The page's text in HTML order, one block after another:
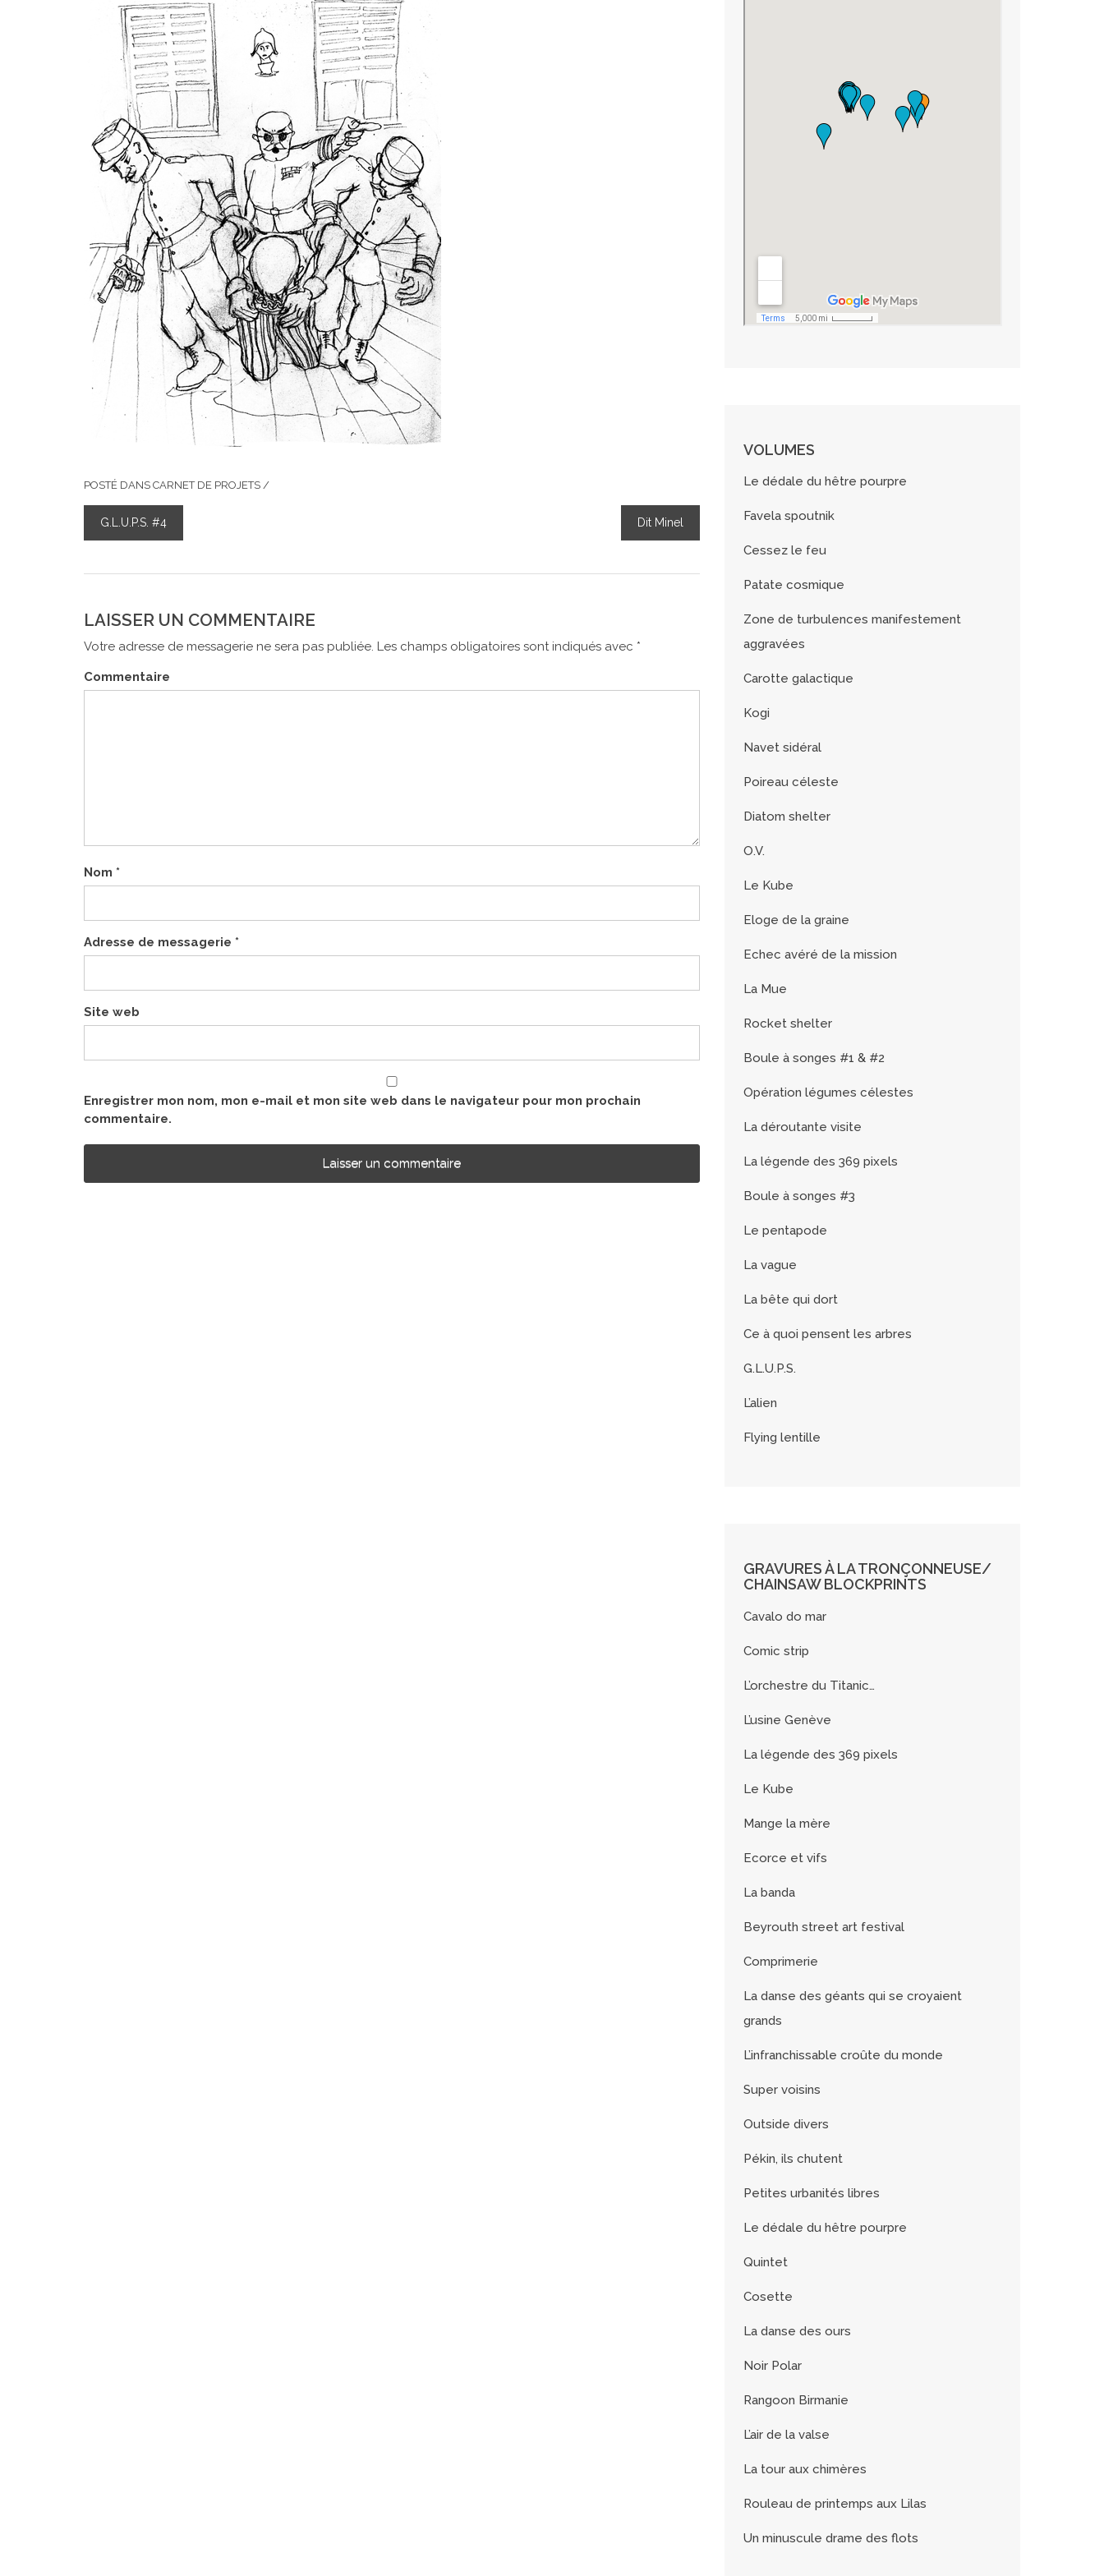
POSTÉ DANS CARNET DE PROJETS /
NAVIGATION
G.L.U.P.S. #4 Dit Minel
LAISSER UN COMMENTAIRE
Votre adresse de messagerie ne sera pas publiée. Les champs obligatoires sont indiqués avec *
Commentaire
Nom *
Adresse de messagerie *
Site web
Enregistrer mon nom, mon e-mail et mon site web dans le navigateur pour mon prochain
commentaire.
VOLUMES
Le dédale du hêtre pourpre
Favela spoutnik
Cessez le feu
Patate cosmique
Zone de turbulences manifestement
aggravées
Carotte galactique
Kogi
Navet sidéral
Poireau céleste
Diatom shelter
O.V.
Le Kube
Eloge de la graine
Echec avéré de la mission
La Mue
Rocket shelter
Boule à songes #1 & #2
Opération légumes célestes
La déroutante visite
La légende des 369 pixels
Boule à songes #3
Le pentapode
La vague
La bête qui dort
Ce à quoi pensent les arbres
G.L.U.P.S.
L’alien
Flying lentille
GRAVURES À LA TRONÇONNEUSE/
CHAINSAW BLOCKPRINTS
Cavalo do mar
Comic strip
L’orchestre du Titanic…
L’usine Genève
La légende des 369 pixels
Le Kube
Mange la mère
Ecorce et vifs
La banda
Beyrouth street art festival
Comprimerie
La danse des géants qui se croyaient
grands
L’infranchissable croûte du monde
Super voisins
Outside divers
Pékin, ils chutent
Petites urbanités libres
Le dédale du hêtre pourpre
Quintet
Cosette
La danse des ours
Noir Polar
Rangoon Birmanie
L’air de la valse
La tour aux chimères
Rouleau de printemps aux Lilas
Un minuscule drame des flots